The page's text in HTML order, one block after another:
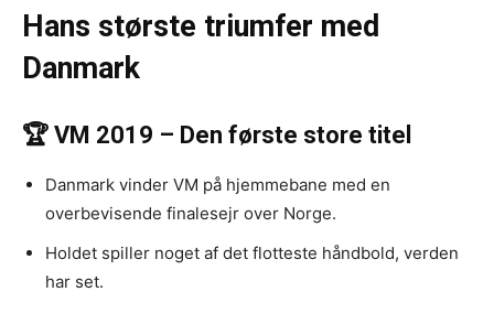
Hans største triumfer med
Danmark
🏆 VM 2019 – Den første store titel
Danmark vinder VM på hjemmebane med en
overbevisende finalesejr over Norge.
Holdet spiller noget af det flotteste håndbold, verden
har set.